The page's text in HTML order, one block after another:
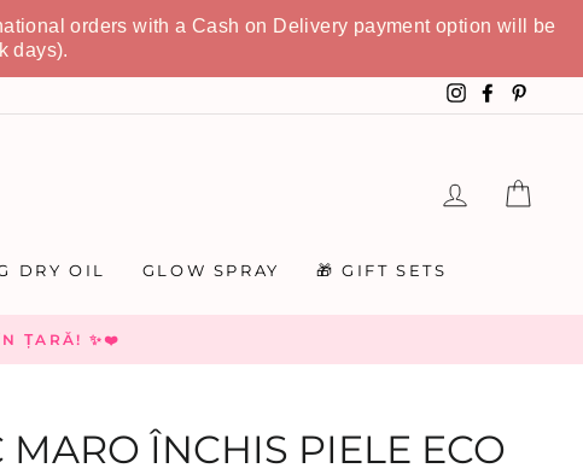
orders with a Cash on Delivery payment option will be
days).
Instagram
Facebook
DRY OIL GLOW SPRAY 🎁 GIFT SETS
ȚARĂ! ✨❤️
MARO ÎNCHIS PIELE ECO